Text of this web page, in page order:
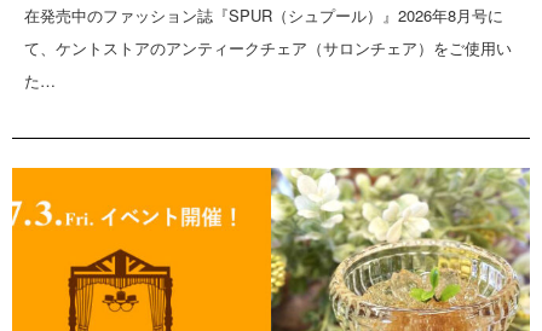
在発売中のファッション誌『SPUR（シュプール）』2026年8月号に
て、ケントストアのアンティークチェア（サロンチェア）をご使用い
た…